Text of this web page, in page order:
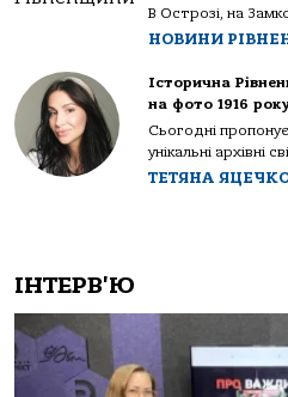
В Острозі, на
НОВИНИ
Історична
на фото 1916
Сьогодні
унікальні архівні
ТЕТЯНА
ІНТЕРВ'Ю